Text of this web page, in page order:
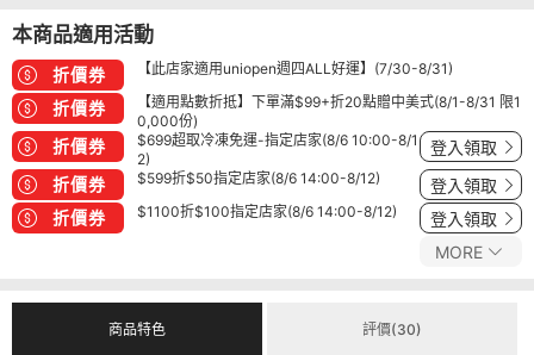
本商品適用活動
折價券 【此店家適用uniopen週四ALL好運】(7/30-8/31)
折價券
【適用點數折抵】下單滿$99+折20點贈中美式(8/1-8/31 限1
0,000份)
折價券
$699超取冷凍免運-指定店家(8/6 10:00-8/1
2)
登入領取
折價券 $599折$50指定店家(8/6 14:00-8/12) 登入領取
折價券 $1100折$100指定店家(8/6 14:00-8/12) 登入領取
MORE
商品特色 評價(30)